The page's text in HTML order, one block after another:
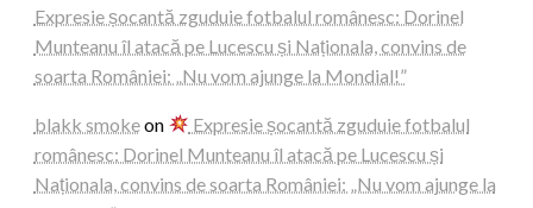
Expresie șocantă zguduie fotbalul românesc: Dorinel
Munteanu îl atacă pe Lucescu și Naționala, convins de
soarta României: „Nu vom ajunge la Mondial!”
blakk smokeon
Expresie șocantă zguduie fotbalul
românesc: Dorinel Munteanu îl atacă pe Lucescu și
Naționala, convins de soarta României: „Nu vom ajunge la